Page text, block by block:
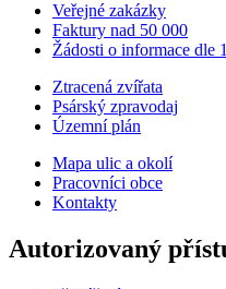
Veřejné zakázky
Faktury nad 50 000
Žádosti o informace dle
Ztracená zvířata
Psárský zpravodaj
Územní plán
Mapa ulic a okolí
Pracovníci obce
Kontakty
Autorizovaný